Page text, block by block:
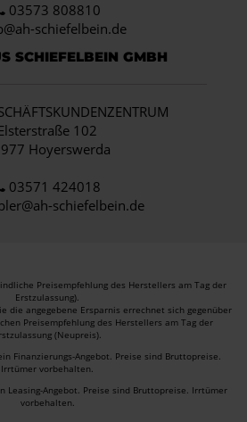
03573 808810
schiefelbein.de
SCHIEFELBEIN GMBH
102
Hoyerswerda
03571 424018
schiefelbein.de
Preisempfehlung des Herstellers am Tag der
Erstzulassung).
die angegebene Ersparnis errechnet sich gegenüber
Preisempfehlung des Herstellers am Tag der
(Neupreis).
Finanzierungs-Angebot. Preise sind Bruttopreise.
Irrtümer vorbehalten.
Leasing-Angebot. Preise sind Bruttopreise. Irrtümer
vorbehalten.